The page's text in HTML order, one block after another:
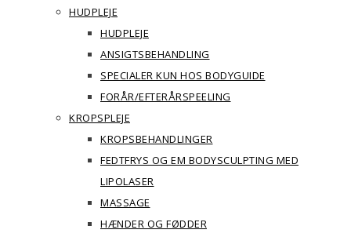
HUDPLEJE
HUDPLEJE
ANSIGTSBEHANDLING
SPECIALER KUN HOS BODYGUIDE
FORÅR/EFTERÅRSPEELING
KROPSPLEJE
KROPSBEHANDLINGER
FEDTFRYS OG EM BODYSCULPTING MED
LIPOLASER
MASSAGE
HÆNDER OG FØDDER